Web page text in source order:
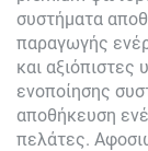
συστήματα
παραγωγής
και αξιόπιστες
ενοποίησης
αποθήκευση
πελάτες.